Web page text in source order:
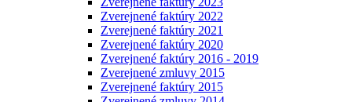
Zverejnené faktúry 2022
Zverejnené faktúry 2021
Zverejnené faktúry 2020
Zverejnené faktúry 2016 - 2019
Zverejnené zmluvy 2015
Zverejnené faktúry 2015